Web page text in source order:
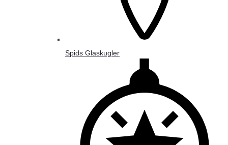
Spids Glaskugler